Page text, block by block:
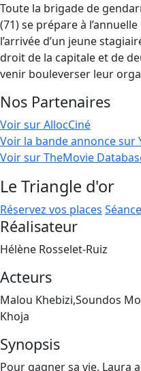
Toute la brigade de
(71) se prépare à
l’arrivée d’un jeune
droit de la capitale et de
venir bouleverser leur
Nos Partenaires
Voir sur AllocCiné
Voir la bande annonce sur
Voir sur TheMovie
Le Triangle d'or
Réservez vos places
Réalisateur
Hélène Rosselet-Ruiz
Acteurs
Malou Khebizi,Soundos
Khoja
Synopsis
Pour gagner sa vie, Laura